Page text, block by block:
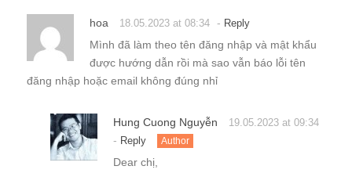
hoa 18.05.2023 at 08:34 - Reply
Mình đã làm theo tên đăng nhập và mật khẩu
được hướng dẫn rồi mà sao vẫn báo lỗi tên
đăng nhập hoặc email không đúng nhỉ
Hung Cuong Nguyễn 19.05.2023 at 09:34
- Reply Author
Dear chị,